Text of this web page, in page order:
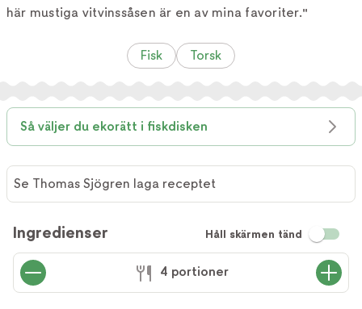
här mustiga vitvinssåsen är en av mina favoriter."
Fisk Torsk
Så väljer du ekorätt i fiskdisken
Se Thomas Sjögren laga receptet
Ingredienser Håll skärmen tänd
4 portioner